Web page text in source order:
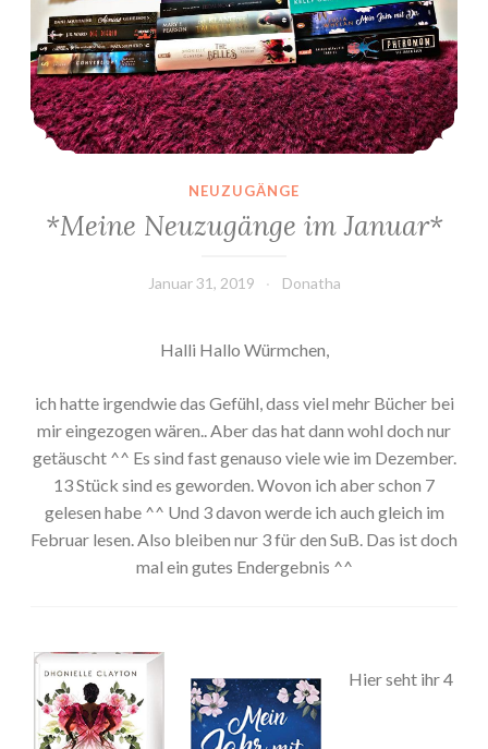
NEUZUGÄNGE
*Meine Neuzugänge im Januar*
Januar 31, 2019 Donatha
Halli Hallo Würmchen,
ich hatte irgendwie das Gefühl, dass viel mehr Bücher bei
mir eingezogen wären.. Aber das hat dann wohl doch nur
getäuscht ^^ Es sind fast genauso viele wie im Dezember.
13 Stück sind es geworden. Wovon ich aber schon 7
gelesen habe ^^ Und 3 davon werde ich auch gleich im
Februar lesen. Also bleiben nur 3 für den SuB. Das ist doch
mal ein gutes Endergebnis ^^
Hier seht ihr 4